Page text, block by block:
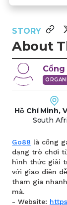
STORY
About
Hồ Chí Minh,
South
Go88 là cổng
dạng trò chơi
hình thức giải
với giao diện
tham gia
mà.
- Website: